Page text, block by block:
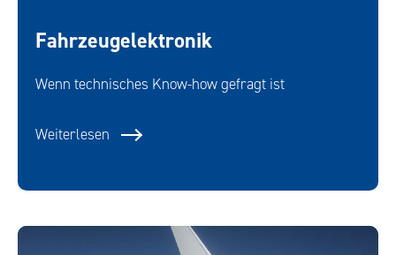
Fahrzeugelektronik
Wenn technisches Know-how gefragt ist
Weiterlesen